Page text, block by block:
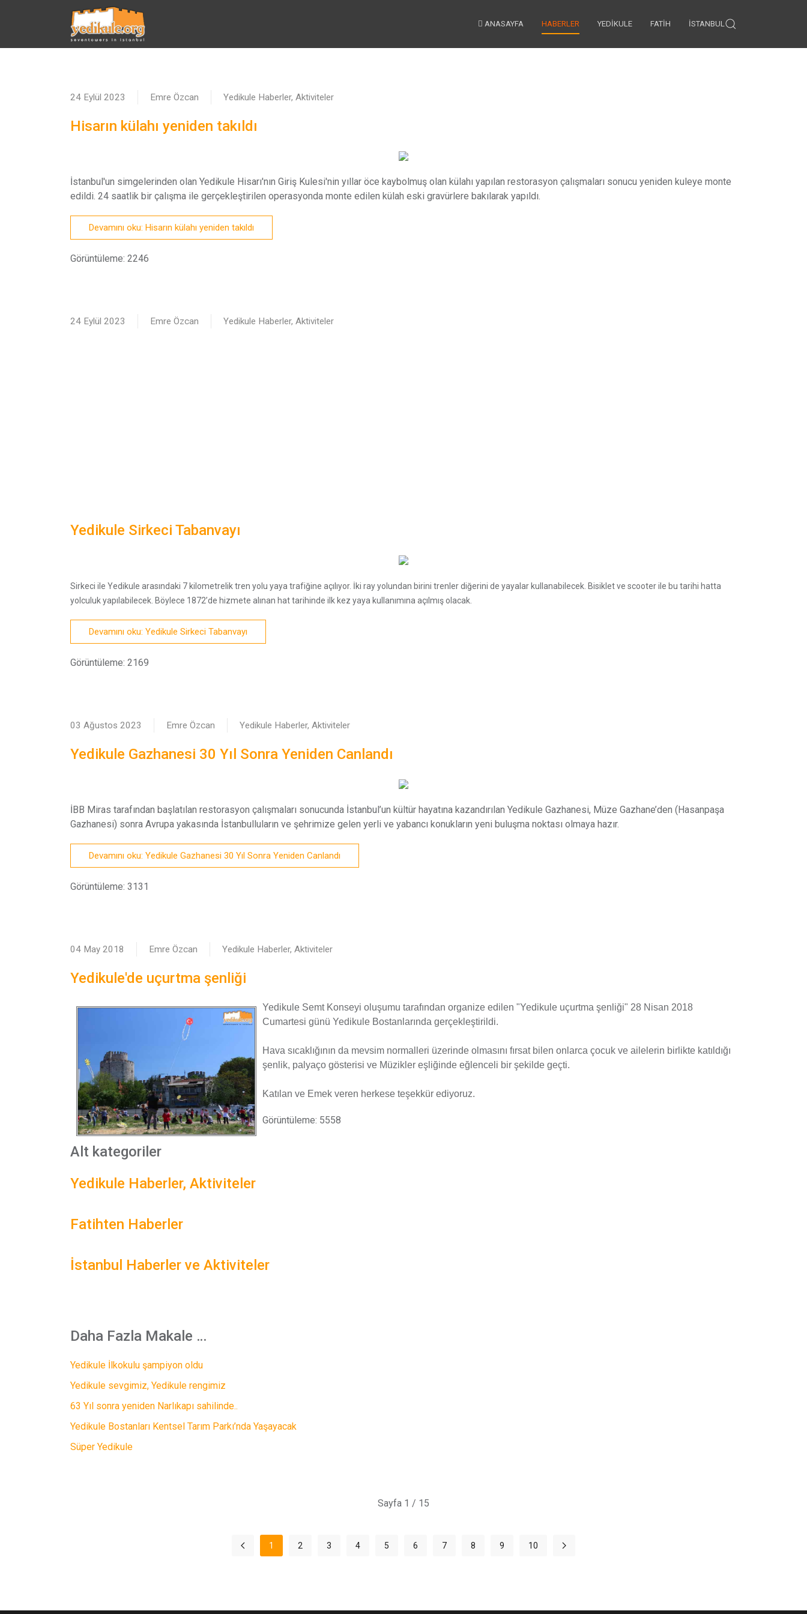
ANASAYFA HABERLER YEDIKULE FATIH İSTANBUL
24 Eylül 2023 Emre Özcan Yedikule Haberler, Aktiviteler
Hisarın külahı yeniden takıldı
İstanbul'un simgelerinden olan Yedikule Hisarı'nın Giriş Kulesi'nin yıllar öce kaybolmuş olan külahı yapılan restorasyon çalışmaları sonucu yeniden kuleye monte
edildi. 24 saatlik bir çalışma ile gerçekleştirilen operasyonda monte edilen külah eski gravürlere bakılarak yapıldı.
Devamını oku: Hisarın külahı yeniden takıldı
Görüntüleme: 2246
24 Eylül 2023 Emre Özcan Yedikule Haberler, Aktiviteler
Yedikule Sirkeci Tabanvayı
Sirkeci ile Yedikule arasındaki 7 kilometrelik tren yolu yaya trafiğine açılıyor. İki ray yolundan birini trenler diğerini de yayalar kullanabilecek. Bisiklet ve scooter ile bu tarihi hatta
yolculuk yapılabilecek. Böylece 1872’de hizmete alınan hat tarihinde ilk kez yaya kullanımına açılmış olacak.
Devamını oku: Yedikule Sirkeci Tabanvayı
Görüntüleme: 2169
03 Ağustos 2023 Emre Özcan Yedikule Haberler, Aktiviteler
Yedikule Gazhanesi 30 Yıl Sonra Yeniden Canlandı
İBB Miras tarafından başlatılan restorasyon çalışmaları sonucunda İstanbul’un kültür hayatına kazandırılan Yedikule Gazhanesi, Müze Gazhane’den (Hasanpaşa
Gazhanesi) sonra Avrupa yakasında İstanbulluların ve şehrimize gelen yerli ve yabancı konukların yeni buluşma noktası olmaya hazır.
Devamını oku: Yedikule Gazhanesi 30 Yıl Sonra Yeniden Canlandı
Görüntüleme: 3131
04 May 2018 Emre Özcan Yedikule Haberler, Aktiviteler
Yedikule'de uçurtma şenliği
Yedikule Semt Konseyi oluşumu tarafından organize edilen "Yedikule uçurtma şenliği" 28 Nisan 2018
Cumartesi günü Yedikule Bostanlarında gerçekleştirildi.
Hava sıcaklığının da mevsim normalleri üzerinde olmasını fırsat bilen onlarca çocuk ve ailelerin birlikte katıldığı
şenlik, palyaço gösterisi ve Müzikler eşliğinde eğlenceli bir şekilde geçti.
Katılan ve Emek veren herkese teşekkür ediyoruz.
Görüntüleme: 5558
Alt kategoriler
Yedikule Haberler, Aktiviteler
Fatihten Haberler
İstanbul Haberler ve Aktiviteler
Daha Fazla Makale …
Yedikule İlkokulu şampiyon oldu
Yedikule sevgimiz, Yedikule rengimiz
63 Yıl sonra yeniden Narlıkapı sahilinde..
Yedikule Bostanları Kentsel Tarım Parkı’nda Yaşayacak
Süper Yedikule
Sayfa 1 / 15
1 2 3 4 5 6 7 8 9 10